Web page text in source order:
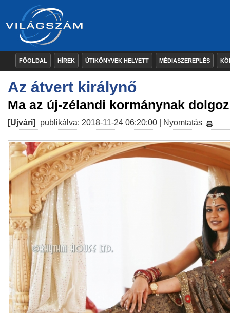
FŐOLDAL HÍREK ÚTIKÖNYVEK HELYETT MÉDIASZEREPLÉS
Az átvert királynő
Ma az új-zélandi kormánynak
[Ujvári] publikálva: 2018-11-24 06:20:00 | Nyomtatás